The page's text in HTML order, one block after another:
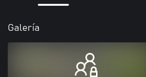
Galería